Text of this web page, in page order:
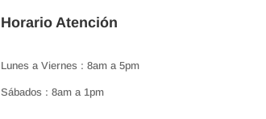
Horario Atención
Lunes a Viernes : 8am a 5pm
Sábados : 8am a 1pm